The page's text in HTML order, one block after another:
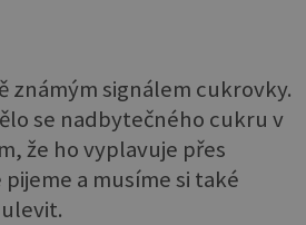
známým signálem cukrovky.
se nadbytečného cukru v
že ho vyplavuje přes
a musíme si také